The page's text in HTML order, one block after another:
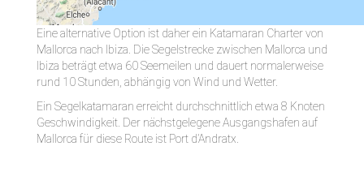
Eine alternative Option ist daher ein Katamaran Charter von
Mallorca nach Ibiza. Die Segelstrecke zwischen Mallorca und
Ibiza beträgt etwa 60 Seemeilen und dauert normalerweise
rund 10 Stunden, abhängig von Wind und Wetter.
Ein Segelkatamaran erreicht durchschnittlich etwa 8 Knoten
Geschwindigkeit. Der nächstgelegene Ausgangshafen auf
Mallorca für diese Route ist Port d’Andratx.